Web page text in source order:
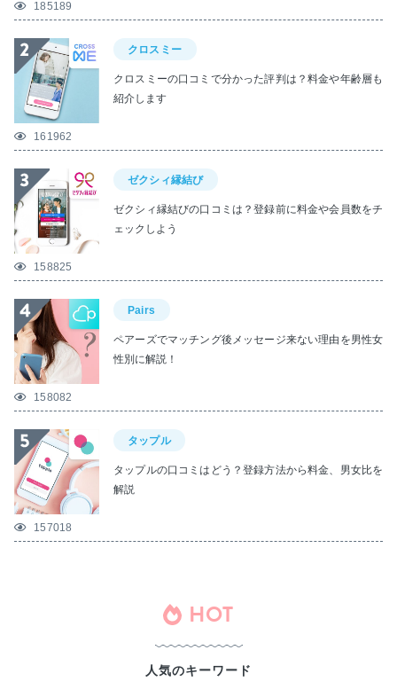
185189
161962
クロスミー
クロスミーの口コミで分かった評判は？料金や年齢層も
紹介します
158825
ゼクシィ縁結び
ゼクシィ縁結びの口コミは？登録前に料金や会員数をチ
ェックしよう
158082
Pairs
ペアーズでマッチング後メッセージ来ない理由を男性女
性別に解説！
157018
タップル
タップルの口コミはどう？登録方法から料金、男女比を
解説
HOT
人気のキーワード